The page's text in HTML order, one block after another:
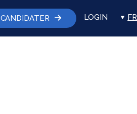
CANDIDATER LOGIN FR